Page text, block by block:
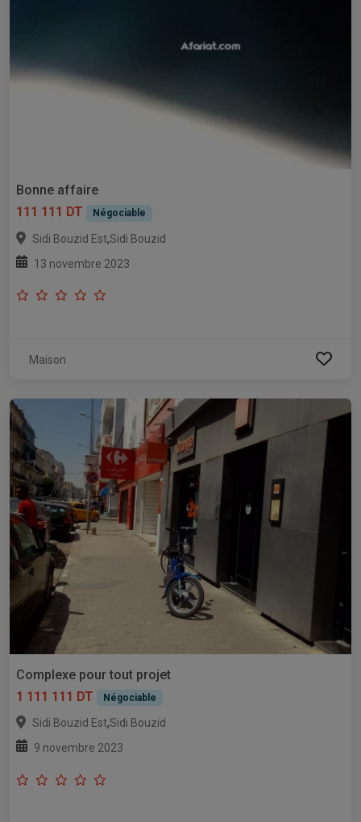
Bonne affaire
111 111 DT
Négociable
Sidi Bouzid Est,Sidi Bouzid
13 novembre 2023
Maison
Complexe pour tout projet
1 111 111 DT
Négociable
Sidi Bouzid Est,Sidi Bouzid
9 novembre 2023